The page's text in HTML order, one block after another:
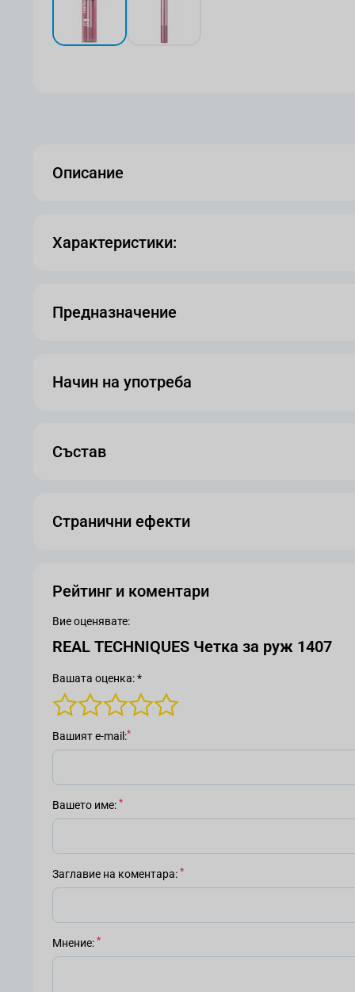
Описание
Характеристики:
Предназначение
Начин на употреба
Състав
Странични ефекти
Рейтинг и коментари
Вие оценявате:
REAL TECHNIQUES Четка за руж 1407
Вашата оценка: *
Вашият е-mail
Вашето име
Заглавие на коментара
Мнение